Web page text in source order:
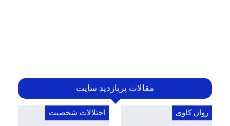
مقالات پربازدید سایت
روان کاوی اختلالات شخصیت